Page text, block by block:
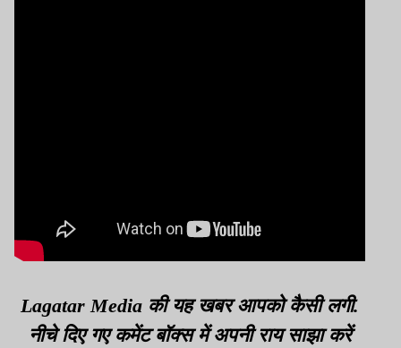
Lagatar Media की यह खबर आपको कैसी लगी.
नीचे दिए गए कमेंट बॉक्स में अपनी राय साझा करें